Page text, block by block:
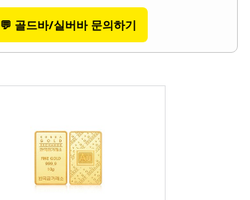
💬 골드바/실버바 문의하기